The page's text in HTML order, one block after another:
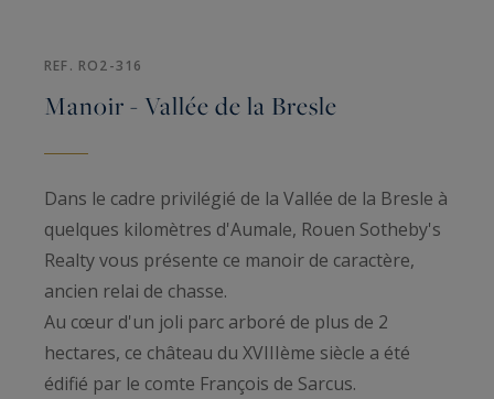
REF. RO2-316
Manoir - Vallée de la Bresle
Dans le cadre privilégié de la Vallée de la Bresle à
quelques kilomètres d'Aumale, Rouen Sotheby's
Realty vous présente ce manoir de caractère,
ancien relai de chasse.
Au cœur d'un joli parc arboré de plus de 2
hectares, ce château du XVIIIème siècle a été
édifié par le comte François de Sarcus.